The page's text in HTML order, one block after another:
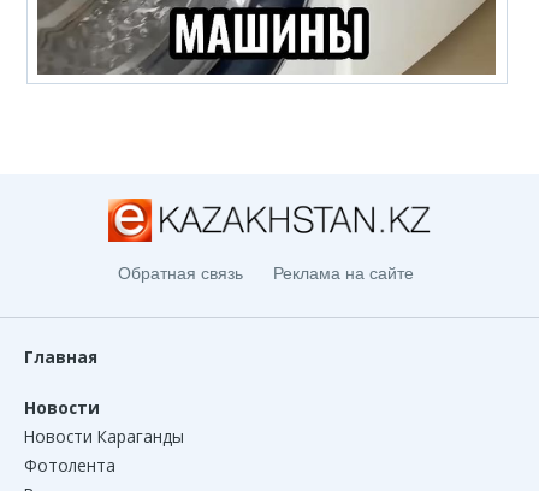
Обратная связь Реклама на сайте
Главная
Новости
Новости Караганды
Фотолента